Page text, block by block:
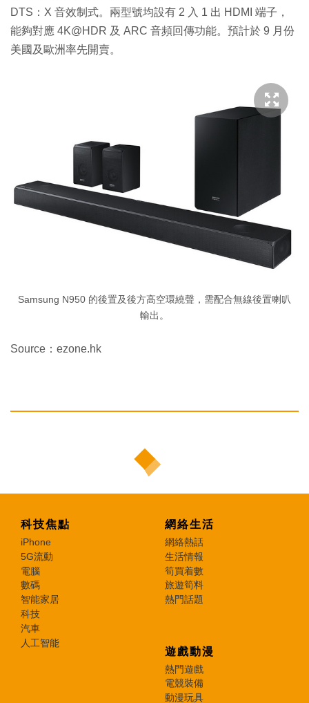
DTS：X 音效制式。兩型號均設有 2 入 1 出 HDMI 端子，
能夠對應 4K@HDR 及 ARC 音頻回傳功能。預計於 9 月份
美國及歐洲率先開賣。
Samsung N950 的後置及後方高空環繞聲，需配合無線後置喇叭
輸出。
Source：ezone.hk
科技焦點
iPhone
5G流動
電腦
數碼
智能家居
科技
汽車
人工智能
網絡生活
網絡熱話
生活情報
筍買着數
旅遊筍料
熱門話題
遊戲動漫
熱門遊戲
電競裝備
動漫玩具